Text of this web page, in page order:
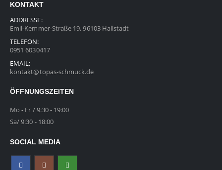
KONTAKT
ADDRESSE:
Emil-Kemmer-Straße 19, 96103 Hallstadt
TELEFON:
0951 6030417
EMAIL:
kontakt@topas-schmuck.de
ÖFFNUNGSZEITEN
Mo - Fr / 9:30 - 19:00
Sa/ 9:30 - 18:00
SOCIAL MEDIA